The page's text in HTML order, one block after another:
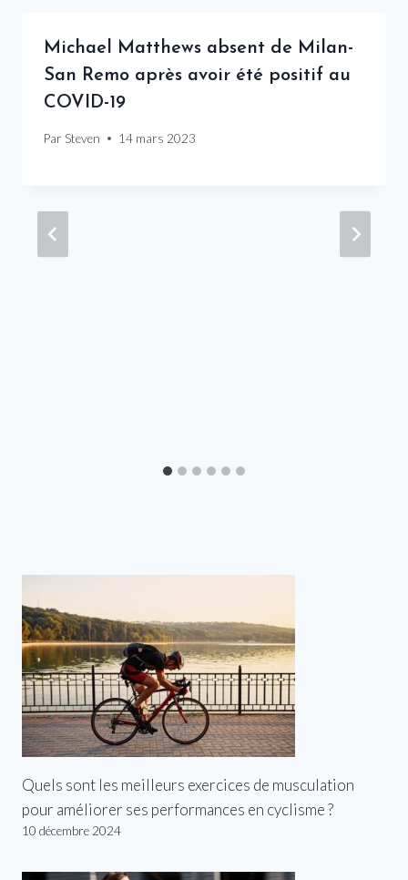
Michael Matthews absent de Milan-
San Remo après avoir été positif au
COVID-19
Par Steven 14 mars 2023
Quels sont les meilleurs exercices de musculation
pour améliorer ses performances en cyclisme ?
10 décembre 2024